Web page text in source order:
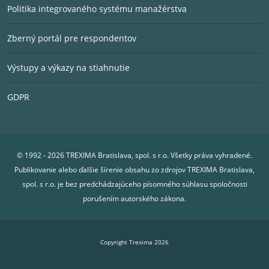
Politika integrovaného systému manažérstva
Zberný portál pre respondentov
Výstupy a výkazy na stiahnutie
GDPR
© 1992 - 2026 TREXIMA Bratislava, spol. s r.o. Všetky práva vyhradené.
Publikovanie alebo ďalšie šírenie obsahu zo zdrojov TREXIMA Bratislava,
spol. s r.o. je bez predchádzajúceho písomného súhlasu spoločnosti
porušením autorského zákona.
Copyright Trexima 2026